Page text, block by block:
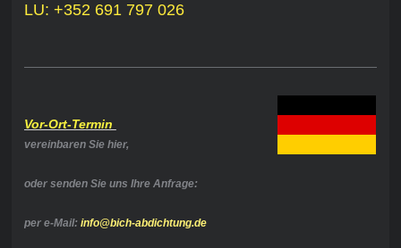
LU: +352 691 797 026
Vor-Ort-Termin
vereinbaren Sie hier,
oder senden Sie uns Ihre Anfrage:
per e-Mail: info@bich-abdichtung.de